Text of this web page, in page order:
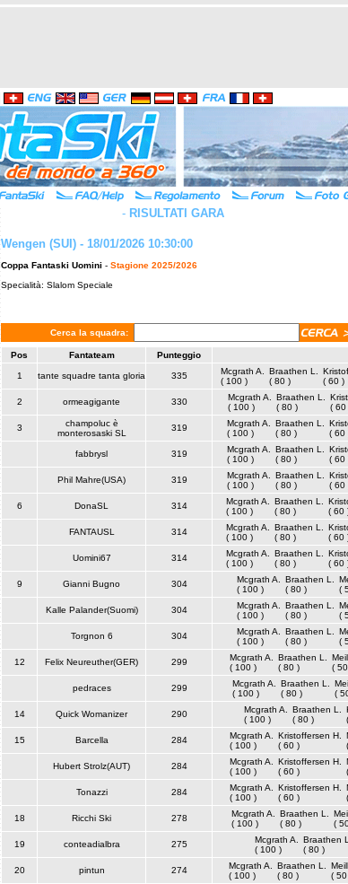
- RISULTATI GARA
Wengen (SUI) - 18/01/2026 10:30:00
Coppa Fantaski Uomini - Stagione 2025/2026
Specialità: Slalom Speciale
Cerca la squadra:
Pos Fantateam Punteggio
1 tante squadre tanta gloria 335
Mcgrath A.
( 100 )
Braathen L.
( 80 )
( 60 )
2 ormeagigante 330
Mcgrath A.
( 100 )
Braathen L.
( 80 )
( 60
3
champoluc è
monterosaski SL
319
Mcgrath A.
( 100 )
Braathen L.
( 80 )
( 60
fabbrysl 319
Mcgrath A.
( 100 )
Braathen L.
( 80 )
( 60
Phil Mahre(USA) 319
Mcgrath A.
( 100 )
Braathen L.
( 80 )
( 60
6 DonaSL 314
Mcgrath A.
( 100 )
Braathen L.
( 80 )
( 60
FANTAUSL 314
Mcgrath A.
( 100 )
Braathen L.
( 80 )
( 60
Uomini67 314
Mcgrath A.
( 100 )
Braathen L.
( 80 )
( 60
9 Gianni Bugno 304
Mcgrath A.
( 100 )
Braathen L.
( 80 )
(
Kalle Palander(Suomi) 304
Mcgrath A.
( 100 )
Braathen L.
( 80 )
(
Torgnon 6 304
Mcgrath A.
( 100 )
Braathen L.
( 80 )
(
12 Felix Neureuther(GER) 299
Mcgrath A.
( 100 )
Braathen L.
( 80 )
(
pedraces 299
Mcgrath A.
( 100 )
Braathen L.
( 80 )
(
14 Quick Womanizer 290
Mcgrath A.
( 100 )
Braathen L.
( 80 )
15 Barcella 284
Mcgrath A.
( 100 )
Kristoffersen H.
( 60 )
Hubert Strolz(AUT) 284
Mcgrath A.
( 100 )
Kristoffersen H.
( 60 )
Tonazzi 284
Mcgrath A.
( 100 )
Kristoffersen H.
( 60 )
18 Ricchi Ski 278
Mcgrath A.
( 100 )
Braathen L.
( 80 )
(
19 conteadialbra 275
Mcgrath A.
( 100 )
Braathen L.
( 80 )
20 pintun 274
Mcgrath A.
( 100 )
Braathen L.
( 80 )
(